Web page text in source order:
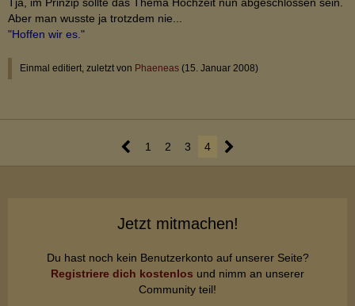
Aber man wusste ja trotzdem nie...
"Hoffen wir es."
Einmal editiert, zuletzt von Phaeneas (15. Januar 2008)
1 2 3 4
Jetzt mitmachen!
Du hast noch kein Benutzerkonto auf unserer Seite?
Registriere dich kostenlos und nimm an unserer
Community teil!